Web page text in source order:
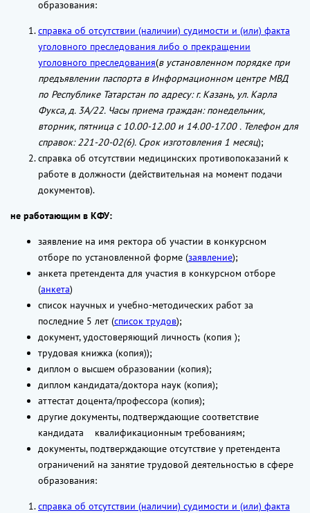
образования:
справка об отсутствии (наличии) судимости и (или) факта
уголовного преследования либо о прекращении
уголовного преследования(в установленном порядке при
предъявлении паспорта в Информационном центре МВД
по Республике Татарстан по адресу: г. Казань, ул. Карла
Фукса, д. 3А/22. Часы приема граждан: понедельник,
вторник, пятница с 10.00-12.00 и 14.00-17.00 . Телефон для
справок: 221-20-02(6). Срок изготовления 1 месяц);
справка об отсутствии медицинских противопоказаний к
работе в должности (действительная на момент подачи
документов).
не работающим в КФУ:
заявление на имя ректора об участии в конкурсном
отборе по установленной форме (заявление);
анкета претендента для участия в конкурсном отборе
(анкета)
список научных и учебно-методических работ за
последние 5 лет (список трудов);
документ, удостоверяющий личность (копия );
трудовая книжка (копия));
диплом о высшем образовании (копия);
диплом кандидата/доктора наук (копия);
аттестат доцента/профессора (копия);
другие документы, подтверждающие соответствие
кандидата квалификационным требованиям;
документы, подтверждающие отсутствие у претендента
ограничений на занятие трудовой деятельностью в сфере
образования:
справка об отсутствии (наличии) судимости и (или) факта